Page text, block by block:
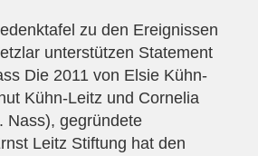
zu den Ereignissen
unterstützen Statement
Die 2011 von Elsie Kühn-
Kühn-Leitz und Cornelia
Nass), gegründete
Leitz Stiftung hat den